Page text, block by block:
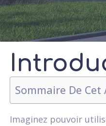
Sommaire De Cet
Imaginez pouvoir